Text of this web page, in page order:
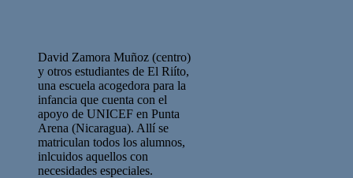
David Zamora Muñoz (centro)
y otros estudiantes de El Riíto,
una escuela acogedora para la
infancia que cuenta con el
apoyo de UNICEF en Punta
Arena (Nicaragua). Allí se
matriculan todos los alumnos,
inlcuidos aquellos con
necesidades especiales.